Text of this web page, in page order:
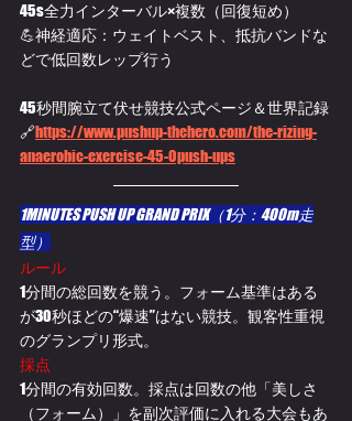
45s全力インターバル×複数（回復短め）
💪神経適応：ウェイトベスト、抵抗バンドな
どで低回数レップ行う
45秒間腕立て伏せ競技公式ページ＆世界記録
🔗https://www.pushup-thehero.com/the-rizing-
anaerobic-exercise-45-0push-ups
1MINUTES PUSH UP GRAND PRIX（1分：400m走
型）
ルール
1分間の総回数を競う。フォーム基準はある
が30秒ほどの“爆速”はない競技。観客性重視
のグランプリ形式。
採点
1分間の有効回数。採点は回数の他「美しさ
（フォーム）」を副次評価に入れる大会もあ